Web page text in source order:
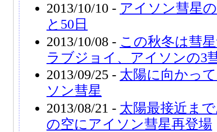
2013/10/10 - アイソン彗星
と50日
2013/10/08 - この秋冬は彗
ラブジョイ、アイソンの3
2013/09/25 - 太陽に向かっ
ソン彗星
2013/08/21 - 太陽最接近ま
の空にアイソン彗星再登場